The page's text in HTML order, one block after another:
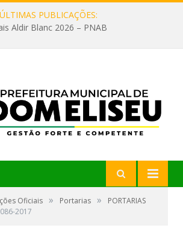
ÚLTIMAS PUBLICAÇÕES:
Aldir Blanc 2026 – PNAB
Oficiais » Portarias »
PORTARIAS
2017